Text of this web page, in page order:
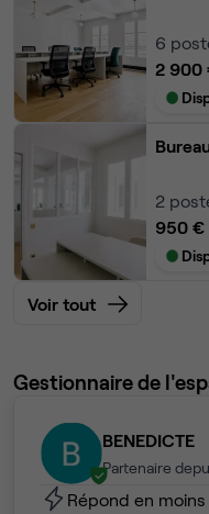
6
2 900
2
950 €
Voir tout
Gestionnaire de
BENEDICTE
Partenaire
Répond en